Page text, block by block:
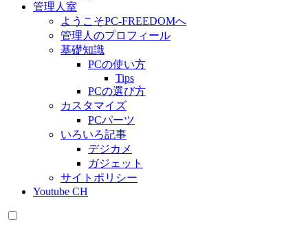
管理人室
ようこそPC-FREEDOMへ
管理人のプロフィール
基礎知識
PCの使い方
Tips
PCの選び方
カスタマイズ
PCパーツ
いろいろ記事
デジカメ
ガジェット
サイトポリシー
Youtube CH